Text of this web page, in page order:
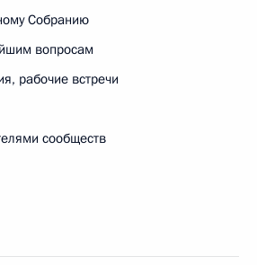
Собранию
вопросам
рабочие встречи
сообществ